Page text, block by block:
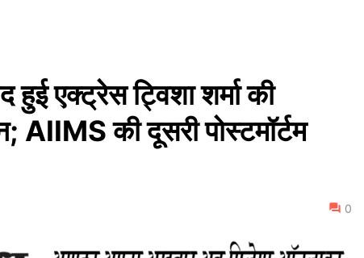
एक्ट्रेस ट्विशा शर्मा की
AIIMS की दूसरी पोस्टमॉर्टम
0